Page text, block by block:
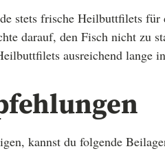
stets frische Heilbuttfilets für
darauf, den Fisch nicht zu
ausreichend lange
kannst du folgende